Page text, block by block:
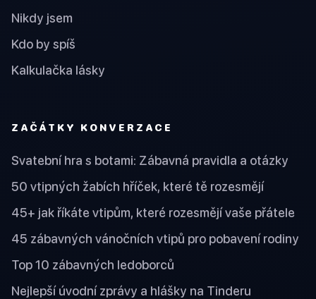
Nikdy jsem
Kdo by spíš
Kalkulačka lásky
ZAČÁTKY KONVERZACE
Svatební hra s botami: Zábavná pravidla a otázky
50 vtipných žabích hříček, které tě rozesmějí
45+ jak říkáte vtipům, které rozesmějí vaše přátele
45 zábavných vánočních vtipů pro pobavení rodiny
Top 10 zábavných ledoborců
Nejlepší úvodní zprávy a hlášky na Tinderu